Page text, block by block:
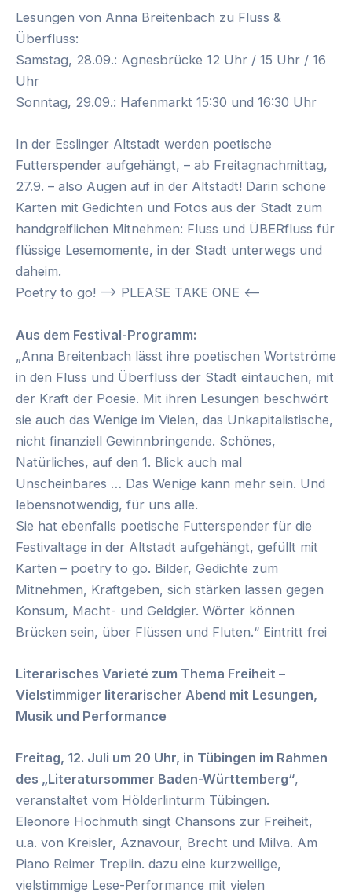
Lesungen von Anna Breitenbach zu Fluss &
Überfluss:
Samstag, 28.09.: Agnesbrücke 12 Uhr / 15 Uhr / 16
Uhr
Sonntag, 29.09.: Hafenmarkt 15:30 und 16:30 Uhr
In der Esslinger Altstadt werden poetische
Futterspender aufgehängt, – ab Freitagnachmittag,
27.9. – also Augen auf in der Altstadt! Darin schöne
Karten mit Gedichten und Fotos aus der Stadt zum
handgreiflichen Mitnehmen: Fluss und ÜBERfluss für
flüssige Lesemomente, in der Stadt unterwegs und
daheim.
Poetry to go! —-> PLEASE TAKE ONE <—-
Aus dem Festival-Programm:
„Anna Breitenbach lässt ihre poetischen Wortströme
in den Fluss und Überfluss der Stadt eintauchen, mit
der Kraft der Poesie. Mit ihren Lesungen beschwört
sie auch das Wenige im Vielen, das Unkapitalistische,
nicht finanziell Gewinnbringende. Schönes,
Natürliches, auf den 1. Blick auch mal
Unscheinbares … Das Wenige kann mehr sein. Und
lebensnotwendig, für uns alle.
Sie hat ebenfalls poetische Futterspender für die
Festivaltage in der Altstadt aufgehängt, gefüllt mit
Karten – poetry to go. Bilder, Gedichte zum
Mitnehmen, Kraftgeben, sich stärken lassen gegen
Konsum, Macht- und Geldgier. Wörter können
Brücken sein, über Flüssen und Fluten.“ Eintritt frei
Literarisches Varieté zum Thema Freiheit –
Vielstimmiger literarischer Abend mit Lesungen,
Musik und Performance
Freitag, 12. Juli um 20 Uhr, in Tübingen im Rahmen
des „Literatursommer Baden-Württemberg“,
veranstaltet vom Hölderlinturm Tübingen.
Eleonore Hochmuth singt Chansons zur Freiheit,
u.a. von Kreisler, Aznavour, Brecht und Milva. Am
Piano Reimer Treplin. dazu eine kurzweilige,
vielstimmige Lese-Performance mit vielen